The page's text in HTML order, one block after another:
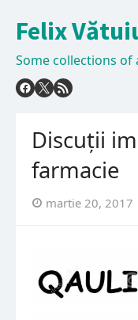
to
Felix
Some collections of
Discuții
farmacie
Posted
martie 20, 2017